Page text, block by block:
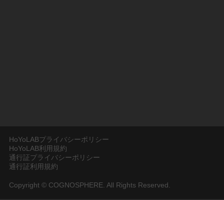
HoYoLABプライバシーポリシー
HoYoLAB利用規約
通行証プライバシーポリシー
通行証利用規約
Copyright © COGNOSPHERE. All Rights Reserved.